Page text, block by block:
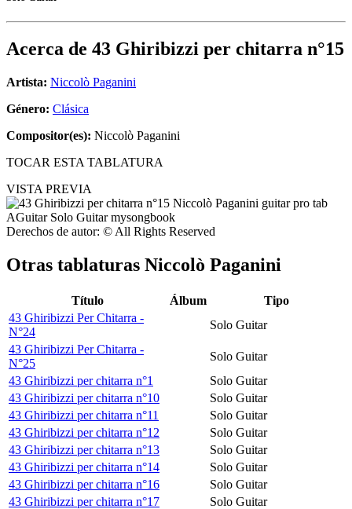
Acerca de 43 Ghiribizzi per chitarra n°15
Artista: Niccolò Paganini
Género: Clásica
Compositor(es): Niccolò Paganini
TOCAR ESTA TABLATURA
VISTA PREVIA
Derechos de autor: © All Rights Reserved
Otras tablaturas Niccolò Paganini
Título Álbum
Tipo
43 Ghiribizzi Per Chitarra -
N°24
Solo Guitar
43 Ghiribizzi Per Chitarra -
N°25
Solo Guitar
43 Ghiribizzi per chitarra n°1
Solo Guitar
43 Ghiribizzi per chitarra n°10
Solo Guitar
43 Ghiribizzi per chitarra n°11
Solo Guitar
43 Ghiribizzi per chitarra n°12
Solo Guitar
43 Ghiribizzi per chitarra n°13
Solo Guitar
43 Ghiribizzi per chitarra n°14
Solo Guitar
43 Ghiribizzi per chitarra n°16
Solo Guitar
43 Ghiribizzi per chitarra n°17
Solo Guitar